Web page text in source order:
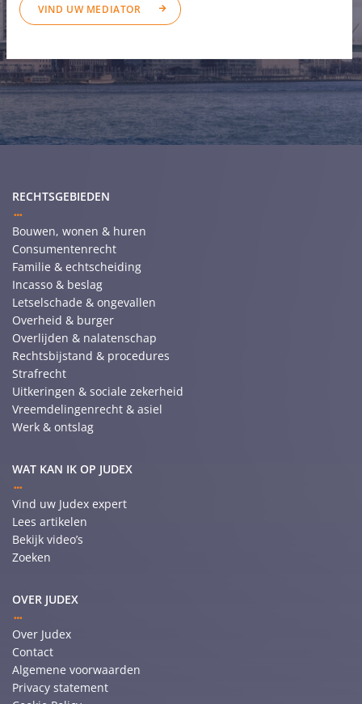
VIND UW MEDIATOR
RECHTSGEBIEDEN
Bouwen, wonen & huren
Consumentenrecht
Familie & echtscheiding
Incasso & beslag
Letselschade & ongevallen
Overheid & burger
Overlijden & nalatenschap
Rechtsbijstand & procedures
Strafrecht
Uitkeringen & sociale zekerheid
Vreemdelingenrecht & asiel
Werk & ontslag
WAT KAN IK OP JUDEX
Vind uw Judex expert
Lees artikelen
Bekijk video’s
Zoeken
OVER JUDEX
Over Judex
Contact
Algemene voorwaarden
Privacy statement